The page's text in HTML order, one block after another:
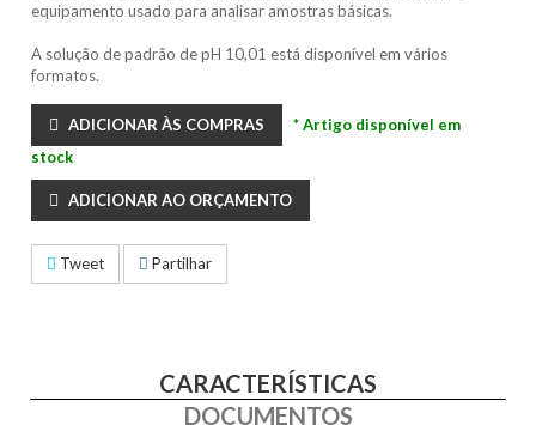
equipamento usado para analisar amostras básicas.
A solução de padrão de pH 10,01 está disponível em vários
formatos.
ADICIONAR ÀS COMPRAS
* Artigo disponível em
stock
ADICIONAR AO ORÇAMENTO
Tweet Partilhar
CARACTERÍSTICAS
DOCUMENTOS